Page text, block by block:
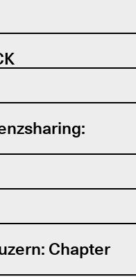
Chapter